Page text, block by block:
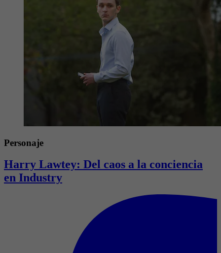
Personaje
Harry Lawtey: Del caos a la conciencia
en Industry